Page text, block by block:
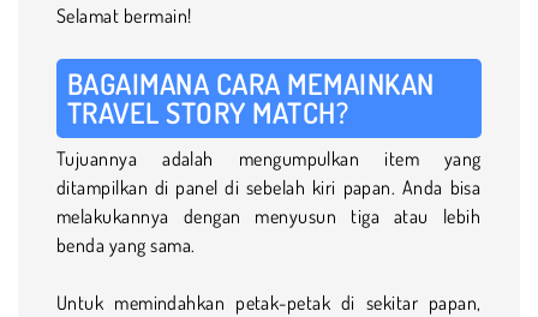
Selamat bermain!
BAGAIMANA CARA MEMAINKAN
TRAVEL STORY MATCH?
Tujuannya adalah mengumpulkan item yang
ditampilkan di panel di sebelah kiri papan. Anda bisa
melakukannya dengan menyusun tiga atau lebih
benda yang sama.
Untuk memindahkan petak-petak di sekitar papan,